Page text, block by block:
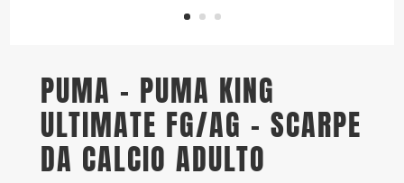
PUMA – PUMA KING
ULTIMATE FG/AG – SCARPE
DA CALCIO ADULTO